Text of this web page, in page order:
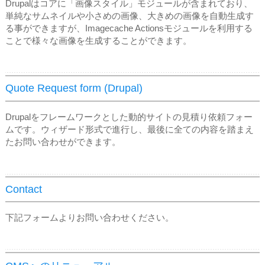
Drupalはコアに「画像スタイル」モジュールが含まれており、
単純なサムネイルや小さめの画像、大きめの画像を自動生成す
る事ができますが、Imagecache Actionsモジュールを利用する
ことで様々な画像を生成することができます。
Quote Request form (Drupal)
Drupalをフレームワークとした動的サイトの見積り依頼フォー
ムです。ウィザード形式で進行し、最後に全ての内容を踏まえ
たお問い合わせができます。
Contact
下記フォームよりお問い合わせください。